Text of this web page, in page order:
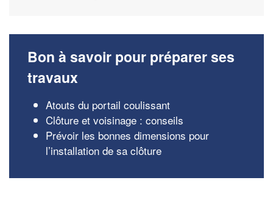
Bon à savoir pour préparer ses
travaux
Atouts du portail coulissant
Clôture et voisinage : conseils
Prévoir les bonnes dimensions pour
l’installation de sa clôture